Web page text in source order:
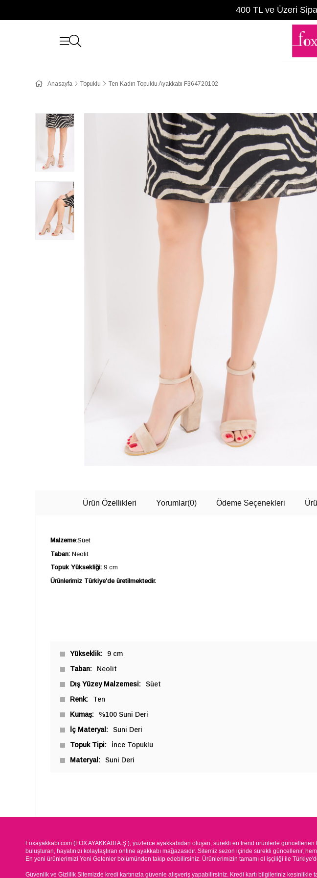
400 TL ve Üzeri
Anasayfa Topuklu Ten Kadın Topuklu Ayakkabı F364720102
Ürün Özellikleri Yorumlar(0) Ödeme Seçenekleri
Malzeme:Süet
Taban: Neolit
Topuk Yüksekliği: 9 cm
Ürünlerimiz Türkiye'de üretilmektedir.
Yükseklik
9 cm
Taban
Neolit
Dış Yüzey Malzemesi
Süet
Renk
Ten
Kumaş
%100 Suni Deri
İç Materyal
Suni Deri
Topuk Tipi
İnce Topuklu
Materyal
Suni Deri
Foxayakkabi.com (FOX AYAKKABI A.Ş.), yüzlerce ayakkabıdan oluşan, sürekli en trend ürünlerle
buluşturan, hayatınızı kolaylaştıran online ayakkabı mağazasıdır. Sitemiz sezon içinde sürekli güncellenir,
En yeni ürünlerimizi Yeni Gelenler bölümünden takip edebilirsiniz. Ürünlerimizin tamamı el işçiliği ile
Güvenlik ve Gizlilik Sitemizde kredi kartınızla güvenle alışveriş yapabilirsiniz. Kredi kartı bilgileriniz kesinlikle